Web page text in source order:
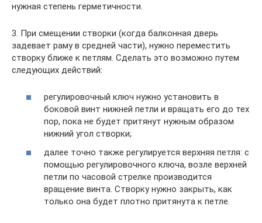
нужная степень герметичности.
3. При смещении створки (когда балконная дверь
задевает раму в средней части), нужно переместить
створку ближе к петлям. Сделать это возможно путем
следующих действий:
регулировочный ключ нужно установить в
боковой винт нижней петли и вращать его до тех
пор, пока не будет притянут нужным образом
нижний угол створки;
далее точно также регулируется верхняя петля: с
помощью регулировочного ключа, возле верхней
петли по часовой стрелке производится
вращение винта. Створку нужно закрыть, как
только она будет плотно притянута к петле.